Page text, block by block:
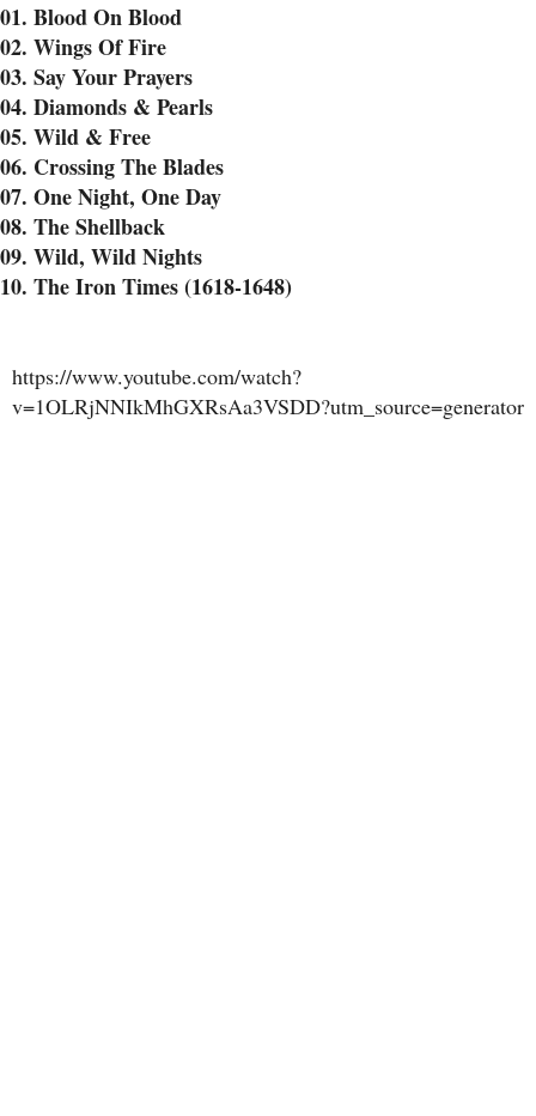
01. Blood On Blood
02. Wings Of Fire
03. Say Your Prayers
04. Diamonds & Pearls
05. Wild & Free
06. Crossing The Blades
07. One Night, One Day
08. The Shellback
09. Wild, Wild Nights
10. The Iron Times (1618-1648)
https://www.youtube.com/watch?
v=1OLRjNNIkMhGXRsAa3VSDD?utm_source=generator